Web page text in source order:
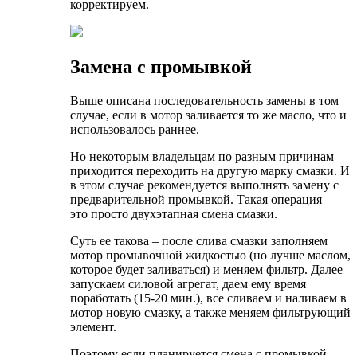
корректируем.
Замена с промывкой
Выше описана последовательность замены в том
случае, если в мотор заливается то же масло, что и
использовалось раннее.
Но некоторым владельцам по разным причинам
приходится переходить на другую марку смазки. И
в этом случае рекомендуется выполнять замену с
предварительной промывкой. Такая операция –
это просто двухэтапная смена смазки.
Суть ее такова – после слива смазки заполняем
мотор промывочной жидкостью (но лучше маслом,
которое будет заливаться) и меняем фильтр. Далее
запускаем силовой агрегат, даем ему время
поработать (15-20 мин.), все сливаем и наливаем в
мотор новую смазку, а также меняем фильтрующий
элемент.